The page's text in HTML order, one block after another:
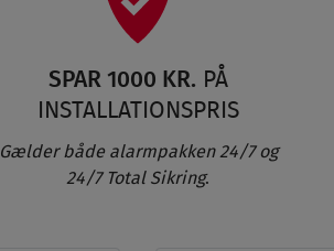
SPAR 1000 KR. PÅ
INSTALLATIONSPRIS
Gælder både alarmpakken 24/7 og
24/7 Total Sikring.